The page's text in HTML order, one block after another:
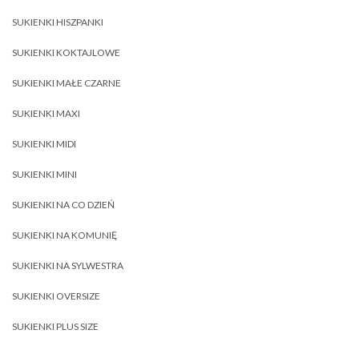
SUKIENKI HISZPANKI
SUKIENKI KOKTAJLOWE
SUKIENKI MAŁE CZARNE
SUKIENKI MAXI
SUKIENKI MIDI
SUKIENKI MINI
SUKIENKI NA CO DZIEŃ
SUKIENKI NA KOMUNIĘ
SUKIENKI NA SYLWESTRA
SUKIENKI OVERSIZE
SUKIENKI PLUS SIZE